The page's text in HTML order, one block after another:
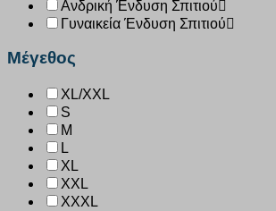
Ανδρική Ένδυση Σπιτιού
Γυναικεία Ένδυση Σπιτιού
Μέγεθος
XL/XXL
S
M
L
XL
XXL
XXXL